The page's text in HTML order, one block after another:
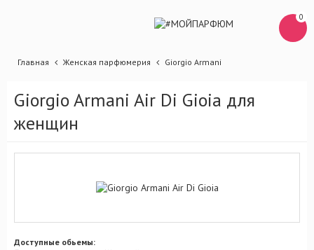
0
Главная Женская парфюмерия Giorgio Armani
Giorgio Armani Air Di Gioia для
женщин
Доступные обьемы: